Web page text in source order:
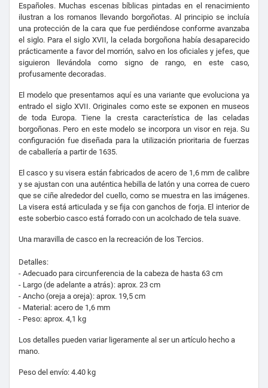
Españoles. Muchas escenas bíblicas pintadas en el renacimiento
ilustran a los romanos llevando borgoñotas. Al principio se incluía
una protección de la cara que fue perdiéndose conforme avanzaba
el siglo. Para el siglo XVII, la celada borgoñona había desaparecido
prácticamente a favor del morrión, salvo en los oficiales y jefes, que
siguieron llevándola como signo de rango, en este caso,
profusamente decoradas.
El modelo que presentamos aquí es una variante que evoluciona ya
entrado el siglo XVII. Originales como este se exponen en museos
de toda Europa. Tiene la cresta característica de las celadas
borgoñonas. Pero en este modelo se incorpora un visor en reja.Su
configuración fue diseñada para la utilización prioritaria de fuerzas
de caballería a partir de 1635.
El casco y su visera están fabricados de acero de 1,6 mm de calibre
y se ajustan con una auténtica hebilla de latón y una correa de cuero
que se ciñe alrededor del cuello, como se muestra en las imágenes.
La visera está articulada y se fija con ganchos de forja. El interior de
este soberbio casco está forrado con un acolchado de tela suave.
Una maravilla de casco en la recreación de los Tercios.
Detalles:
- Adecuado para circunferencia de la cabeza de hasta 63 cm
- Largo (de adelante a atrás): aprox. 23 cm
- Ancho (oreja a oreja): aprox. 19,5 cm
- Material: acero de 1,6 mm
- Peso: aprox. 4,1 kg
Los detalles pueden variar ligeramente al ser un artículo hecho a
mano.
Peso del envío: 4.40 kg